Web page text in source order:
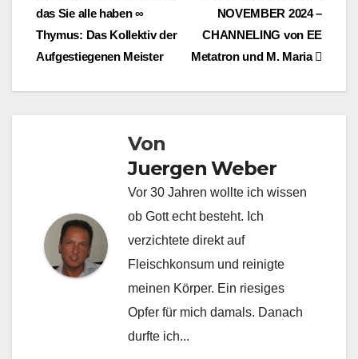
NOVEMBER 2024 –
CHANNELING von EE
Metatron und M. Maria
das Sie alle haben ∞
Thymus: Das Kollektiv der
Aufgestiegenen Meister
Von
Juergen Weber
Vor 30 Jahren wollte ich wissen
ob Gott echt besteht. Ich
verzichtete direkt auf
Fleischkonsum und reinigte
meinen Körper. Ein riesiges
Opfer für mich damals. Danach
durfte ich...